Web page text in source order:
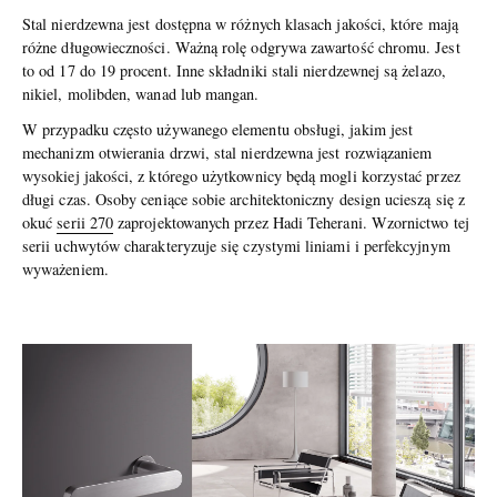
Stal nierdzewna jest dostępna w różnych klasach jakości, które mają
różne długowieczności. Ważną rolę odgrywa zawartość chromu. Jest
to od 17 do 19 procent. Inne składniki stali nierdzewnej są żelazo,
nikiel, molibden, wanad lub mangan.
W przypadku często używanego elementu obsługi, jakim jest
mechanizm otwierania drzwi, stal nierdzewna jest rozwiązaniem
wysokiej jakości, z którego użytkownicy będą mogli korzystać przez
długi czas. Osoby ceniące sobie architektoniczny design ucieszą się z
okućserii 270 zaprojektowanych przez Hadi Teherani. Wzornictwo tej
serii uchwytów charakteryzuje się czystymi liniami i perfekcyjnym
wyważeniem.